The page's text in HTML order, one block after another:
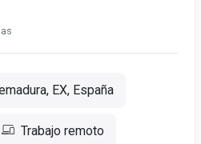
EX, España
Trabajo remoto